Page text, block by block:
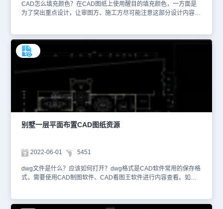
CAD怎么填充颜色？在CAD图纸上使用醒目的填充颜色，一方面是
为了突出重点设计，让审图方、施工方尽可能注意这部分设计内容；
【H】，调出【图案填充和渐变色】对话框进行设置。本文件是CAD
别墅室内设计资源中、使用CAD软件绘制的高档别墅室内装饰设计
CAD图纸。1、下图是高档别墅室内装饰设方案的一楼原始平面图，
主要绘制了别墅原始的墙体结构与空间划分、楼梯窗户等位置，并且
标注了相应的尺寸信息。2、下图是高档别墅室内装饰设方案的一楼
平面布局图，是设计师经过墙体拆分、新建后，重现划分室内空间、
规划室内布局的设计示意图。为了便于业主更加直观地了解设计内
容，设计师还使用餐桌、沙发、盆栽、冰箱等装饰性CAD图例进行展
示。本文仅截取了部分设计图纸信息，详细的设计方案内容可以在浩
辰CAD官网进行检索查找。大家还可以下载安装浩辰CAD进行制图
练习。本CAD制图素材仅用于互相学习资料，请勿商用。
别墅一层平面布置CAD图纸资源
2022-06-01 5451
dwg文件是什么？应该如何打开？dwg格式是CAD软件常用的保存格
式，需要使用CAD制图软件、CAD看图王软件进行内容查看。如果
CAD软件绘制的别墅一层平面布置CAD图纸。这份详细的别墅设计